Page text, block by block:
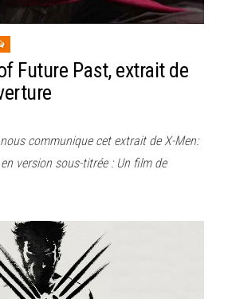
Future Past, extrait de
communique cet extrait de X-Men:
version sous-titrée : Un film de